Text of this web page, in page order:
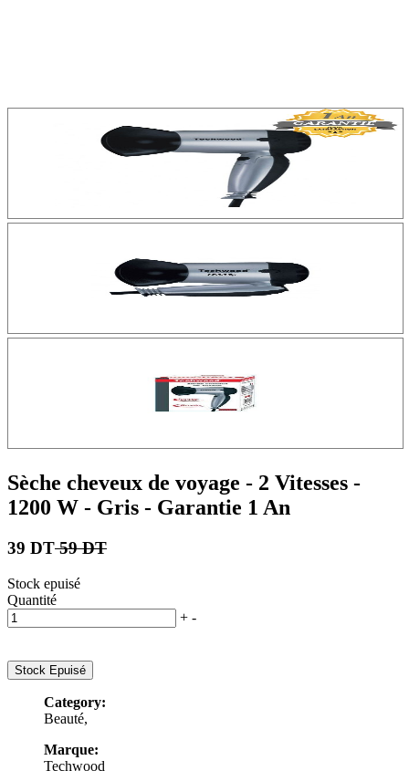
Sèche cheveux de voyage - 2 Vitesses -
1200 W - Gris - Garantie 1 An
39 DT59 DT
Stock epuisé
Quantité
+ -
Stock Epuisé
Category:
Beauté,
Marque:
Techwood